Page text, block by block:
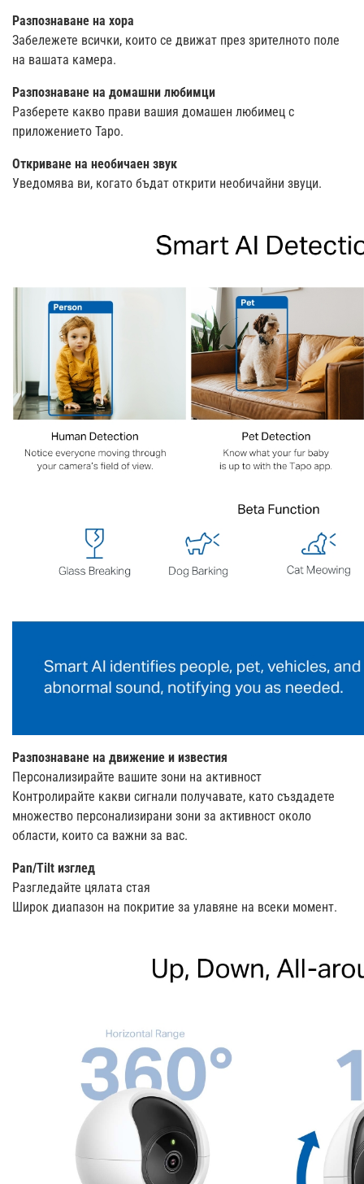
Разпознаване на хора
Забележете всички, които се движат през зрителното поле
на вашата камера.
Разпознаване на домашни любимци
Разберете какво прави вашия домашен любимец с
приложението Tapo.
Откриване на необичаен звук
Уведомява ви, когато бъдат открити необичайни звуци.
Разпознаване на движение и известия
Персонализирайте вашите зони на активност
Контролирайте какви сигнали получавате, като създадете
множество персонализирани зони за активност около
области, които са важни за вас.
Pan/Tilt изглед
Разгледайте цялата стая
Широк диапазон на покритие за улавяне на всеки момент.